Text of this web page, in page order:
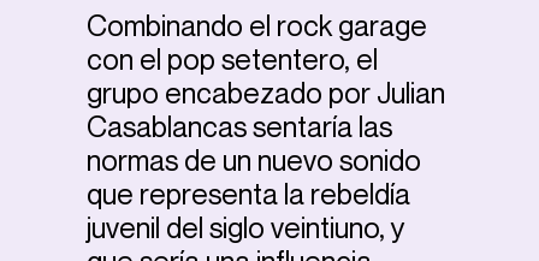
Combinando el rock garage
con el pop setentero, el
grupo encabezado por Julian
Casablancas sentaría las
normas de un nuevo sonido
que representa la rebeldía
juvenil del siglo veintiuno, y